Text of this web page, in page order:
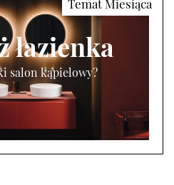
łazienka
salon kąpielowy?